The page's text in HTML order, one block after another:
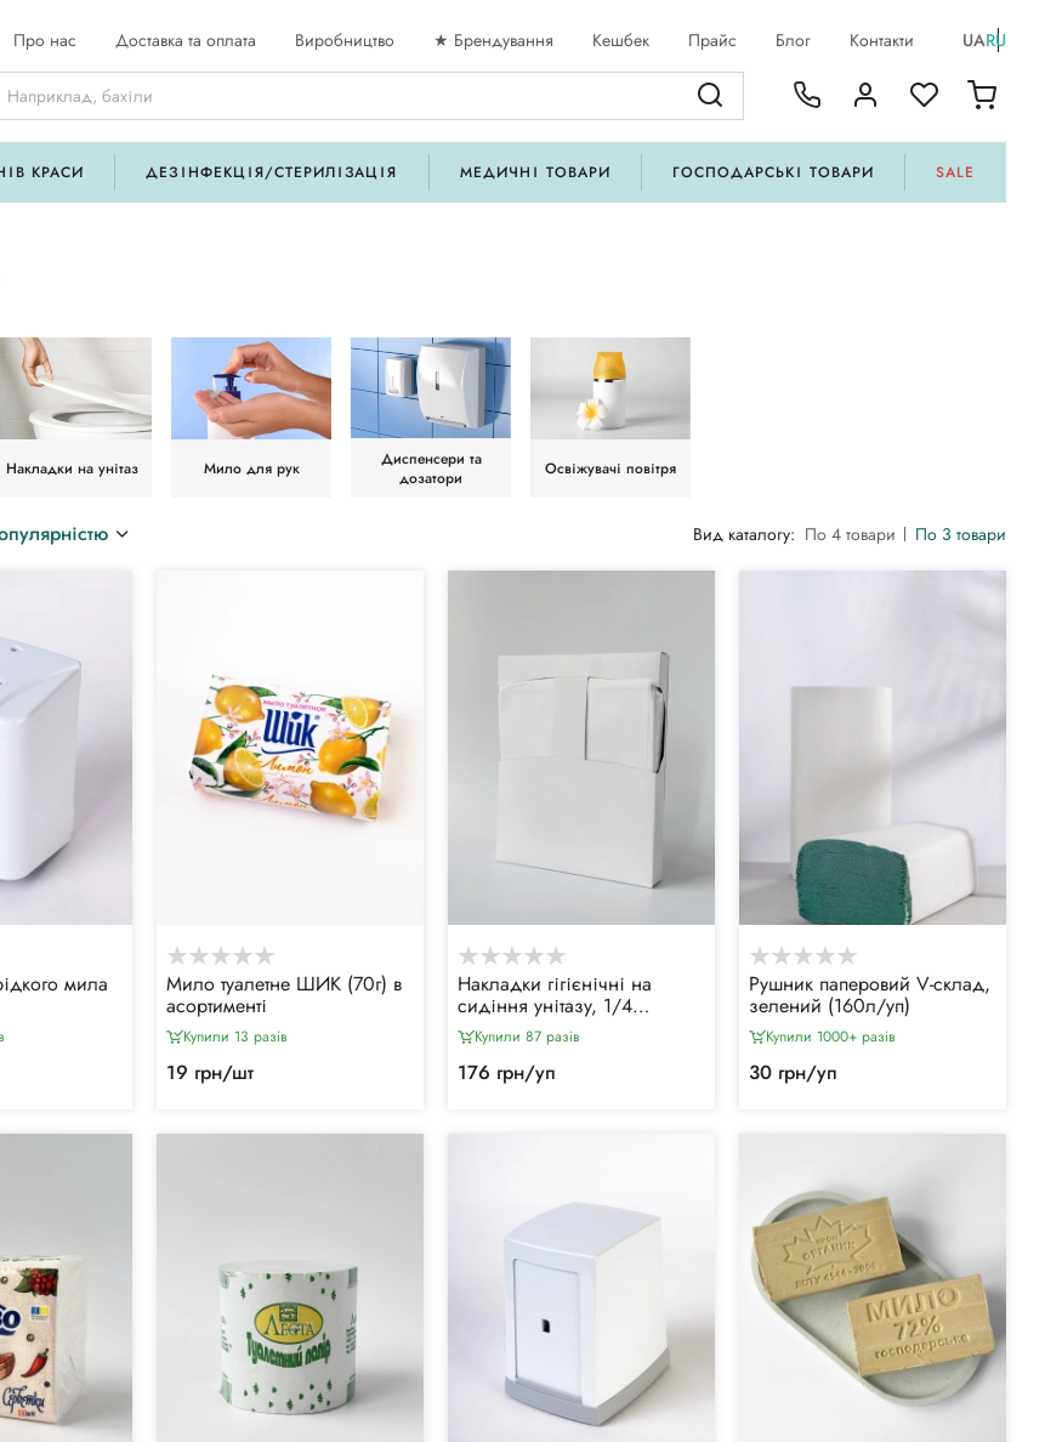
Про нас Доставка та оплата Виробництво ★ Брендування Кешбек Прайс Блог Контакти UARU
КРАСИ ДЕЗІНФЕКЦІЯ/СТЕРИЛІЗАЦІЯ МЕДИЧНІ ТОВАРИ ГОСПОДАРСЬКІ ТОВАРИ SALE
Накладки на унітаз Мило для рук
Диспенсери та
дозатори
Освіжувачі повітря
Вид каталогу: По 4 товари По 3 товари
мила Мило туалетне ШИК (70г) в
асортименті
Купили 13 разiв
19 грн/шт
Накладки гігієнічні на
сидіння унітазу, 1/4
складка (200шт/уп)
Купили 87 разiв
176 грн/уп
Рушник паперовий V-склад,
зелений (160л/уп)
Купили 1000+ разiв
30 грн/уп